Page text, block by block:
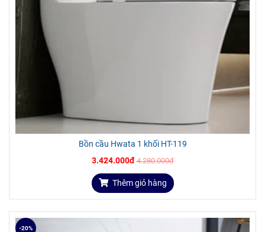
Bồn cầu Hwata 1 khối HT-119
3.424.000đ 4.280.000đ
Thêm giỏ hàng
-20%